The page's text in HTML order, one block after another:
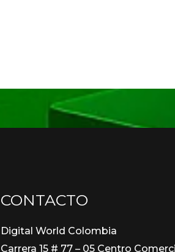
CONTACTO
Digital World Colombia
Carrera 15 # 77 – 05 Centro